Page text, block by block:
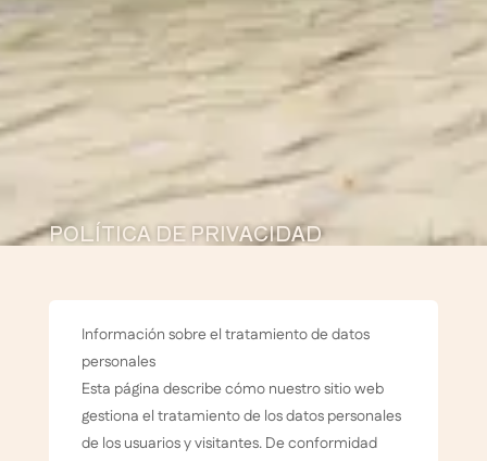
POLÍTICA DE PRIVACIDAD
Información sobre el tratamiento de datos
personales
Esta página describe cómo nuestro sitio web
gestiona el tratamiento de los datos personales
de los usuarios y visitantes. De conformidad